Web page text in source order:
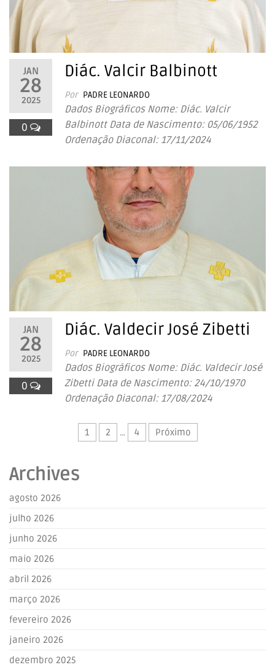
JAN
28
2025
0
Diác. Valcir Balbinott
Por PADRE LEONARDO
Dados Biográficos Nome: Diác. Valcir
Balbinott Data de Nascimento: 05/06/1952
Ordenação Diaconal: 17/11/2024
JAN
28
2025
0
Diác. Valdecir José Zibetti
Por PADRE LEONARDO
Dados Biográficos Nome: Diác. Valdecir José
Zibetti Data de Nascimento: 24/10/1970
Ordenação Diaconal: 17/08/2024
1 2 … 4 Próximo
Archives
agosto 2026
julho 2026
junho 2026
maio 2026
abril 2026
março 2026
fevereiro 2026
janeiro 2026
dezembro 2025